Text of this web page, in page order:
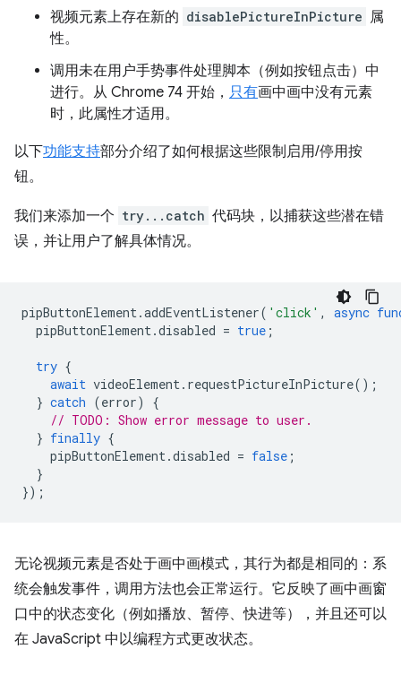
视频元素上存在新的 disablePictureInPicture 属
性。
调用未在用户手势事件处理脚本（例如按钮点击）中
进行。从 Chrome 74 开始， 只有画中画中没有元素
时，此属性才适用。
以下功能支持部分介绍了如何根据这些限制启用/停用按
钮。
我们来添加一个 try...catch 代码块，以捕获这些潜在错
误，并让用户了解具体情况。
pipButtonElement.addEventListener( 'click' , async
pipButtonElement.disabled = true ;
try {
await videoElement. requestPictureInPicture();
} catch (error)
{
// TODO: Show error message to user.
} finally {
pipButtonElement.disabled = false ;
}
});
无论视频元素是否处于画中画模式，其行为都是相同的：系
统会触发事件，调用方法也会正常运行。它反映了画中画窗
口中的状态变化（例如播放、暂停、快进等），并且还可以
在 JavaScript 中以编程方式更改状态。